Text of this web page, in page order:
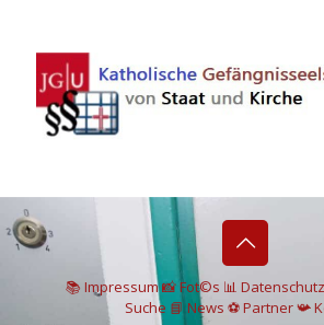
📚 Impressum📸Fot©s 📊 Datenschutz
Suche 📘 News ⚽Partner📯